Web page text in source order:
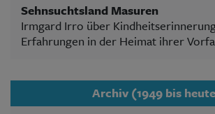
Sehnsuchtsland Masuren
Irmgard Irro über
Erfahrungen in der Heimat ihrer
Archiv (1949 bis